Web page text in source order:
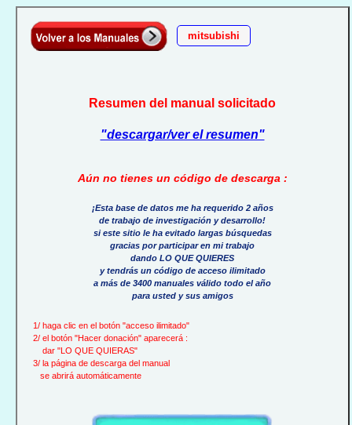
mitsubishi
Resumen del manual solicitado
"descargar/ver el resumen"
Aún no tienes un código de descarga :
¡Esta base de datos me ha requerido 2 años
de trabajo de investigación y desarrollo!
si este sitio le ha evitado largas búsquedas
gracias por participar en mi trabajo
dando LO QUE QUIERES
y tendrás un código de acceso ilimitado
a más de 3400 manuales válido todo el año
para usted y sus amigos
1/ haga clic en el botón "acceso ilimitado"
2/ el botón "Hacer donación" aparecerá :
dar "LO QUE QUIERAS"
3/ la página de descarga del manual
se abrirá automáticamente